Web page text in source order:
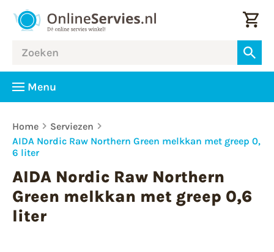
Menu
Home
Serviezen
AIDA Nordic Raw Northern Green melkkan met greep 0,
6 liter
AIDA Nordic Raw Northern
Green melkkan met greep 0,6
liter